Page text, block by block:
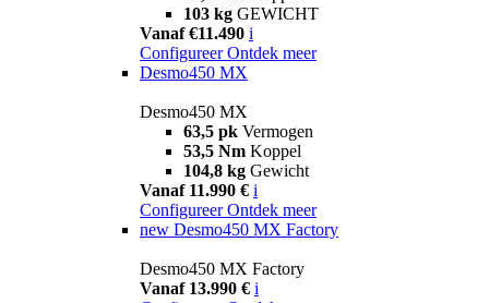
103 kg GEWICHT
Vanaf €11.490 i
Configureer Ontdek meer
Desmo450 MX
Desmo450 MX
63,5 pk Vermogen
53,5 Nm Koppel
104,8 kg Gewicht
Vanaf 11.990 € i
Configureer Ontdek meer
new Desmo450 MX Factory
Desmo450 MX Factory
Vanaf 13.990 € i